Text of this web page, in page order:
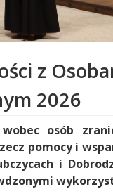
z
2026
osób
pomocy i
i